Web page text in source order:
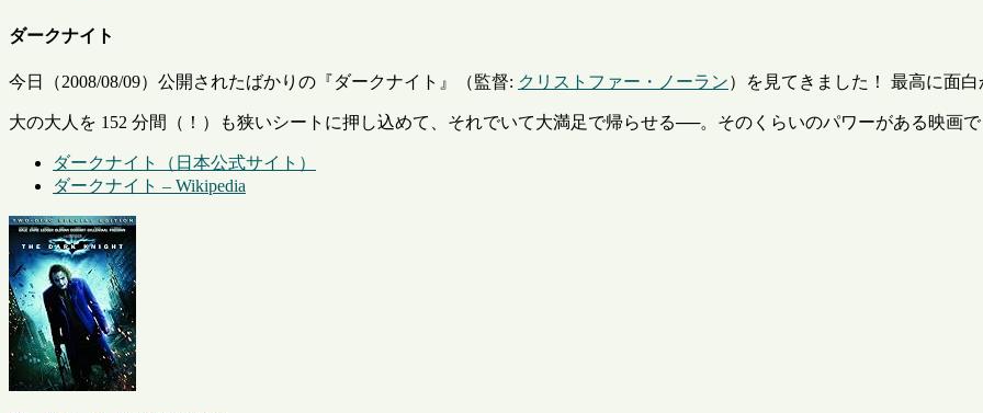
ダークナイト
今日（2008/08/09）公開されたばかりの『ダークナイト』（監督: クリストファー・ノーラン）を見てきました！ 最高に面白
大の大人を 152 分間（！）も狭いシートに押し込めて、それでいて大満足で帰らせる──。そのくらいのパワーがある映画で
ダークナイト（日本公式サイト）
ダークナイト – Wikipedia